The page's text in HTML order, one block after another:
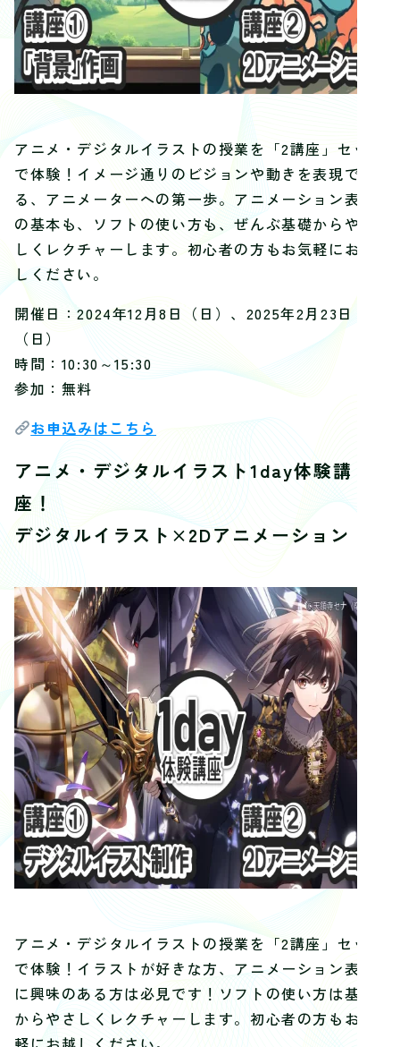
アニメ・デジタルイラストの授業を「2講座」セット
で体験！イメージ通りのビジョンや動きを表現でき
る、アニメーターへの第一歩。アニメーション表現
の基本も、ソフトの使い方も、ぜんぶ基礎からやさ
しくレクチャーします。初心者の方もお気軽にお越
しください。
開催日：2024年12月8日（日）、2025年2月23日
（日）
時間：10:30～15:30
参加：無料
お申込みはこちら
アニメ・デジタルイラスト1day体験講
座！
デジタルイラスト×2Dアニメーション
アニメ・デジタルイラストの授業を「2講座」セット
で体験！イラストが好きな方、アニメーション表現
に興味のある方は必見です！ソフトの使い方は基礎
からやさしくレクチャーします。初心者の方もお気